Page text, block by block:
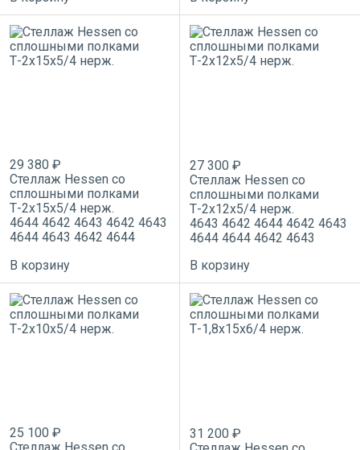
29 380 ₽
Стеллаж Hessen со
сплошными полками
Т-2х15х5/4 нерж.
4644 4642 4643 4642 4643
4644 4643 4642 4644
В корзину
27 300 ₽
Стеллаж Hessen со
сплошными полками
Т-2х12х5/4 нерж.
4643 4642 4644 4642 4643
4644 4644 4642 4643
В корзину
25 100 ₽
31 200 ₽